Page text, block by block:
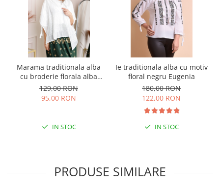
Marama traditionala alba
cu broderie florala alba
Angela
129,00 RON
95,00 RON
IN STOC
Ie traditionala alba cu motiv
floral negru Eugenia
180,00 RON
122,00 RON
IN STOC
PRODUSE SIMILARE